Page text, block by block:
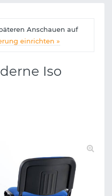
Anschauen auf
einrichten »
Iso